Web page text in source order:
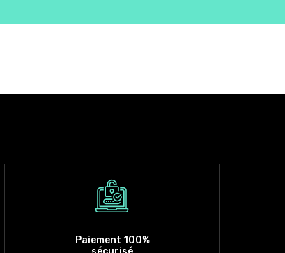
Paiement 100%